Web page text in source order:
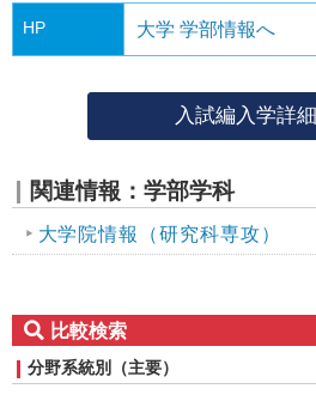
HP 大学 学部情報へ
入試編入学詳
関連情報：学部学科
大学院情報（研究科専攻）
比較検索
分野系統別（主要）